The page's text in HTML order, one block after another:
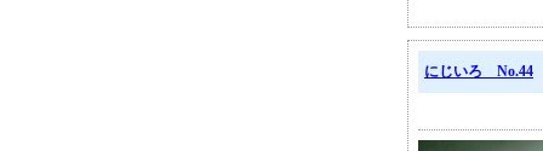
にじいろ No.44